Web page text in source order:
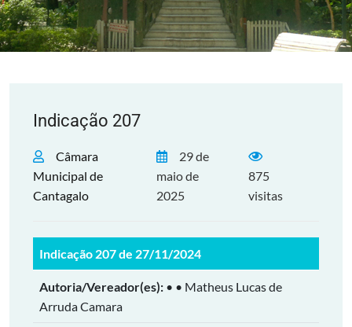
Indicação 207
Câmara
Municipal de
Cantagalo
29 de
maio de
2025
875
visitas
Indicação 207 de 27/11/2024
Autoria/Vereador(es): • • Matheus Lucas de
Arruda Camara